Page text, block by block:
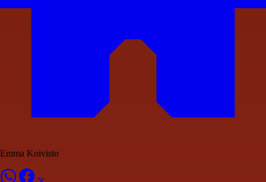
Emma Koivisto